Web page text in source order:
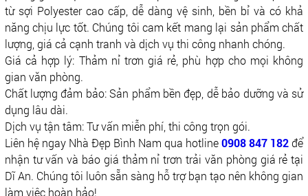
từ sợi Polyester cao cấp, dễ dàng vệ sinh, bền bỉ và có khả
năng chịu lực tốt. Chúng tôi cam kết mang lại sản phẩm chất
lượng, giá cả cạnh tranh và dịch vụ thi công nhanh chóng.
Giá cả hợp lý: Thảm nỉ trơn giá rẻ, phù hợp cho mọi không
gian văn phòng.
Chất lượng đảm bảo: Sản phẩm bền đẹp, dễ bảo dưỡng và sử
dụng lâu dài.
Dịch vụ tận tâm: Tư vấn miễn phí, thi công trọn gói.
Liên hệ ngay Nhà Đẹp Bình Nam qua hotline0908 847 182để
nhận tư vấn và báo giá thảm nỉ trơn trải văn phòng giá rẻ tại
Dĩ An. Chúng tôi luôn sẵn sàng hỗ trợ bạn tạo nên không gian
làm việc hoàn hảo!